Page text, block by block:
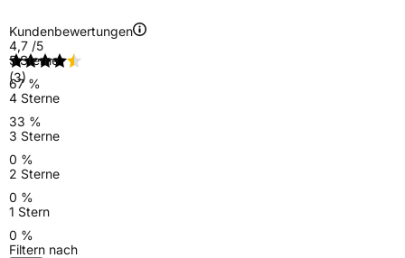
Kundenbewertungen
4,7 /5
(3)
5 Sterne
67 %
4 Sterne
33 %
3 Sterne
0 %
2 Sterne
0 %
1 Stern
0 %
Filtern nach